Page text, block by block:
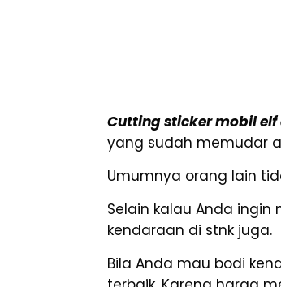
Cutting sticker mobil
yang sudah memudar
Umumnya orang lain
Selain kalau Anda
kendaraan di stnk juga.
Bila Anda mau bodi